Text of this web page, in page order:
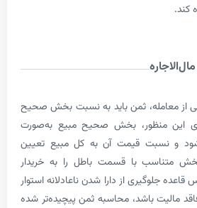
باید به نسبت بخش صحیح
بخش صحیح مبیع به‌صورت
آن به کل مبیع تعیین
قسمت باطل را به خریدار
از دارا شدن ناعادلانه استوار
محاسبه ثمن پیچیده‌تر شده